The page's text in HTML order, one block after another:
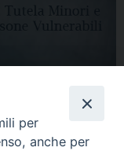
per
anche per